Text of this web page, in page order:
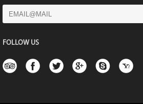
FOLLOW US